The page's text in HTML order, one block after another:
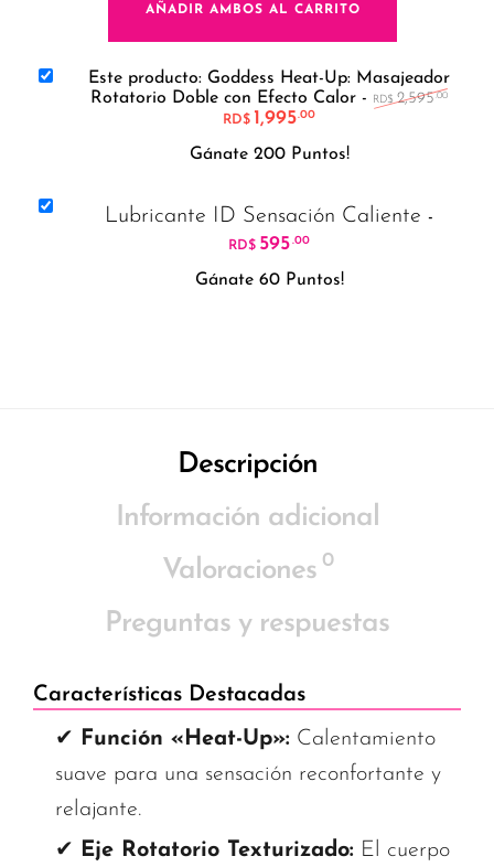
AÑADIR AMBOS AL CARRITO
Este producto: Goddess Heat-Up: Masajeador
Rotatorio Doble con Efecto Calor - RD$ 2,595.00El
RD$ 1,995.00El precio actual es:
Gánate 200 Puntos!
Lubricante ID Sensación Caliente -
RD$ 595.00
Gánate 60 Puntos!
Descripción
Información adicional
Valoraciones 0
Preguntas y respuestas
Características Destacadas
✔ Función «Heat-Up»: Calentamiento
suave para una sensación reconfortante y
relajante.
✔ Eje Rotatorio Texturizado: El cuerpo